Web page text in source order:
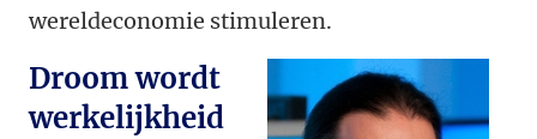
wereldeconomie stimuleren.
Droom wordt
werkelijkheid